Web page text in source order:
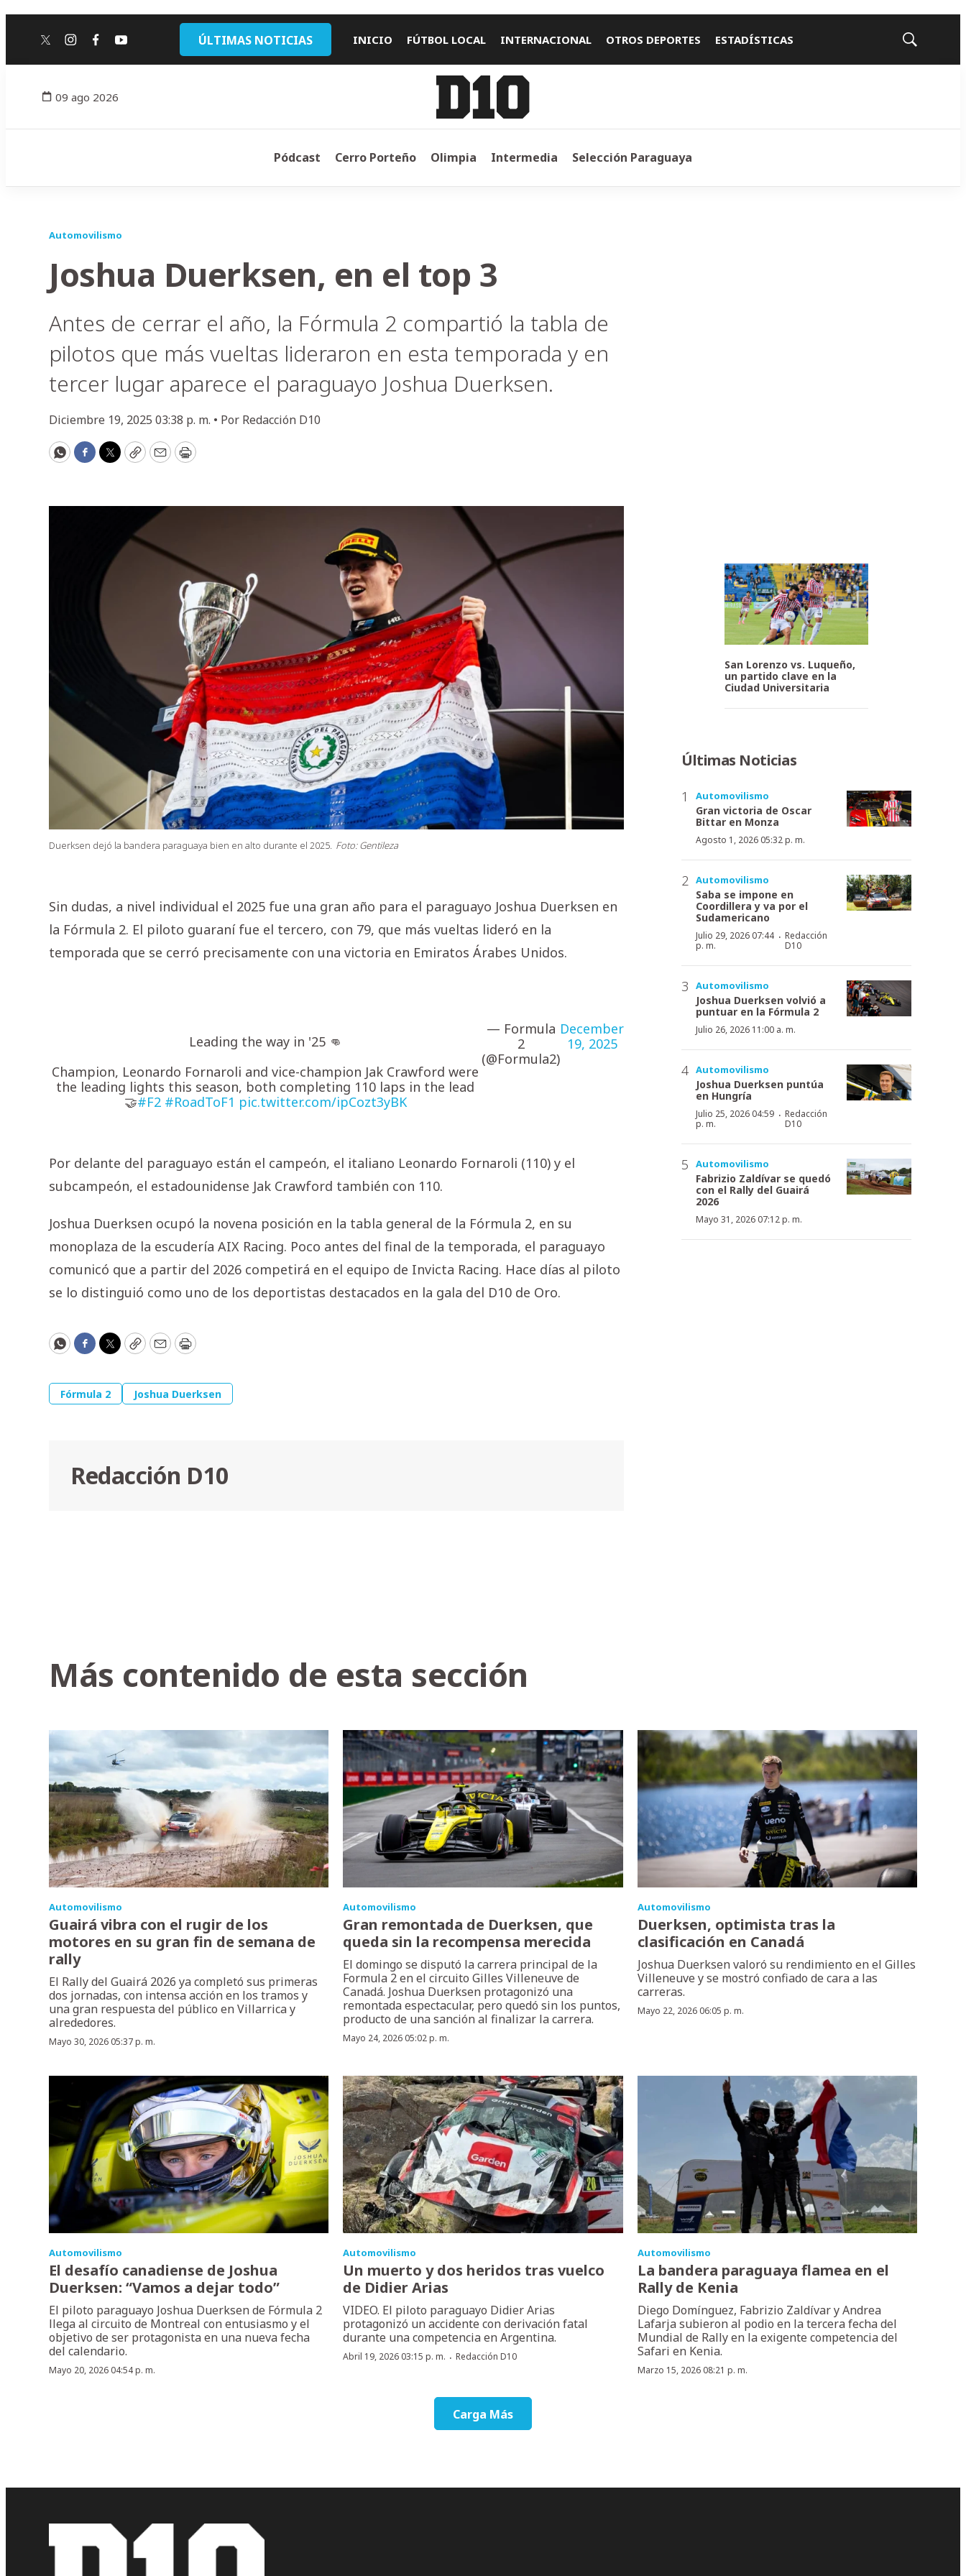
twitterinstagram
facebook
youtube ÚLTIMAS NOTICIAS INICIO FÚTBOL LOCAL INTERNACIONAL OTROS DEPORTES ESTADÍSTICAS
Mostrar
09 ago 2026
Pódcast Cerro Porteño Olimpia Intermedia Selección Paraguaya
Automovilismo
Joshua Duerksen, en el top 3
Antes de cerrar el año, la Fórmula 2 compartió la tabla de
pilotos que más vueltas lideraron en esta temporada y en
tercer lugar aparece el paraguayo Joshua Duerksen.
Diciembre 19, 2025 03:38 p. m. • Por Redacción D10
WhatsApp
Facebook
Twitter
CopyEmailPrint
Duerksen dejó la bandera paraguaya bien en alto durante el 2025. Foto: Gentileza
Sin dudas, a nivel individual el 2025 fue una gran año para el paraguayo Joshua Duerksen en
la Fórmula 2. El piloto guaraní fue el tercero, con 79, que más vueltas lideró en la
temporada que se cerró precisamente con una victoria en Emiratos Árabes Unidos.
Leading the way in '25 👊
Champion, Leonardo Fornaroli and vice-champion Jak Crawford were
the leading lights this season, both completing 110 laps in the lead
🤝#F2 #RoadToF1 pic.twitter.com/ipCozt3yBK
— Formula
2
(@Formula2)
December
19, 2025
Por delante del paraguayo están el campeón, el italiano Leonardo Fornaroli (110) y el
subcampeón, el estadounidense Jak Crawford también con 110.
Joshua Duerksen ocupó la novena posición en la tabla general de la Fórmula 2, en su
monoplaza de la escudería AIX Racing. Poco antes del final de la temporada, el paraguayo
comunicó que a partir del 2026 competirá en el equipo de Invicta Racing. Hace días al piloto
se lo distinguió como uno de los deportistas destacados en la gala del D10 de Oro.
WhatsApp
Facebook
Twitter
CopyEmailPrint
Fórmula 2 Joshua Duerksen
Redacción D10
San Lorenzo vs. Luqueño,
un partido clave en la
Ciudad Universitaria
Últimas Noticias
Automovilismo
Gran victoria de Oscar
Bittar en Monza
Agosto 1, 2026 05:32 p. m.
Automovilismo
Saba se impone en
Coordillera y va por el
Sudamericano
Julio 29, 2026 07:44
p. m.
· Redacción
D10
Automovilismo
Joshua Duerksen volvió a
puntuar en la Fórmula 2
Julio 26, 2026 11:00 a. m.
Automovilismo
Joshua Duerksen puntúa
en Hungría
Julio 25, 2026 04:59
p. m.
· Redacción
D10
Automovilismo
Fabrizio Zaldívar se quedó
con el Rally del Guairá
2026
Mayo 31, 2026 07:12 p. m.
Más contenido de esta sección
Automovilismo
Guairá vibra con el rugir de los
motores en su gran fin de semana de
rally
El Rally del Guairá 2026 ya completó sus primeras
dos jornadas, con intensa acción en los tramos y
una gran respuesta del público en Villarrica y
alrededores.
Mayo 30, 2026 05:37 p. m.
Automovilismo
Gran remontada de Duerksen, que
queda sin la recompensa merecida
El domingo se disputó la carrera principal de la
Formula 2 en el circuito Gilles Villeneuve de
Canadá. Joshua Duerksen protagonizó una
remontada espectacular, pero quedó sin los puntos,
producto de una sanción al finalizar la carrera.
Mayo 24, 2026 05:02 p. m.
Automovilismo
Duerksen, optimista tras la
clasificación en Canadá
Joshua Duerksen valoró su rendimiento en el Gilles
Villeneuve y se mostró confiado de cara a las
carreras.
Mayo 22, 2026 06:05 p. m.
Automovilismo
El desafío canadiense de Joshua
Duerksen: “Vamos a dejar todo”
El piloto paraguayo Joshua Duerksen de Fórmula 2
llega al circuito de Montreal con entusiasmo y el
objetivo de ser protagonista en una nueva fecha
del calendario.
Mayo 20, 2026 04:54 p. m.
Automovilismo
Un muerto y dos heridos tras vuelco
de Didier Arias
VIDEO. El piloto paraguayo Didier Arias
protagonizó un accidente con derivación fatal
durante una competencia en Argentina.
Abril 19, 2026 03:15 p. m. ·Redacción D10
Automovilismo
La bandera paraguaya flamea en el
Rally de Kenia
Diego Domínguez, Fabrizio Zaldívar y Andrea
Lafarja subieron al podio en la tercera fecha del
Mundial de Rally en la exigente competencia del
Safari en Kenia.
Marzo 15, 2026 08:21 p. m.
Carga Más